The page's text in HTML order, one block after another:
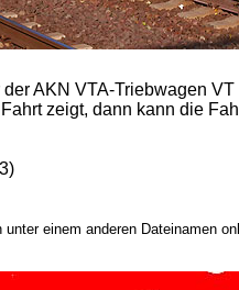
der AKN VTA-Triebwagen
zeigt, dann kann die
einem anderen Dateinamen